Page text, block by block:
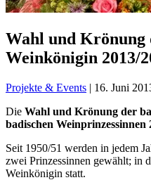
Wahl und Krönung
Weinkönigin 2013/
Projekte & Events | 16. Juni
Die Wahl und Krönung der
badischen Weinprinzessinnen
Seit 1950/51 werden in jedem
zwei Prinzessinnen gewählt; in
Weinkönigin statt.